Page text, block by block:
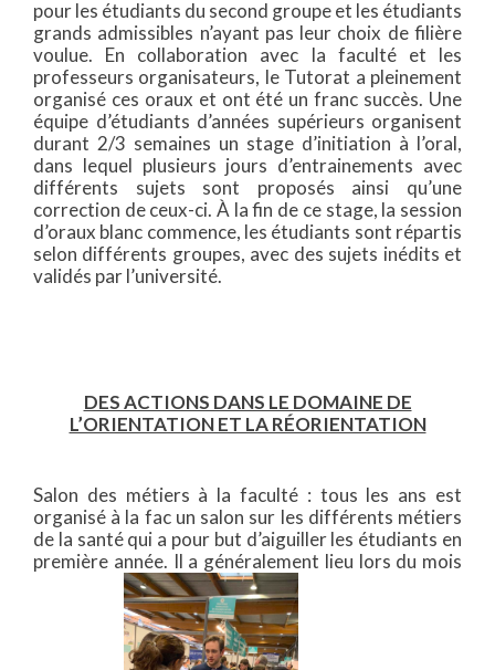
pour les étudiants du second groupe et les étudiants
grands admissibles n’ayant pas leur choix de filière
voulue. En collaboration avec la faculté et les
professeurs organisateurs, le Tutorat a pleinement
organisé ces oraux et ont été un franc succès. Une
équipe d’étudiants d’années supérieurs organisent
durant 2/3 semaines un stage d’initiation à l’oral,
dans lequel plusieurs jours d’entrainements avec
différents sujets sont proposés ainsi qu’une
correction de ceux-ci. À la fin de ce stage, la session
d’oraux blanc commence, les étudiants sont répartis
selon différents groupes, avec des sujets inédits et
validés par l’université.
DES ACTIONS DANS LE DOMAINE DE
L’ORIENTATION ET LA RÉORIENTATION
Salon des métiers à la faculté : tous les ans est
organisé à la fac un salon sur les différents métiers
de la santé qui a pour but d’aiguiller les étudiants en
première année. Il a généralement lieu lors du mois